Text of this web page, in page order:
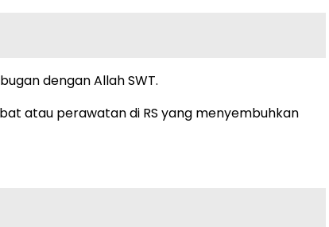
dengan Allah SWT.
atau perawatan di RS yang menyembuhkan